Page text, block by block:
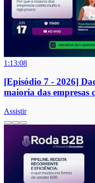
1:13:08
[Episódio 7 - 2026]
maioria das empresas
Assistir